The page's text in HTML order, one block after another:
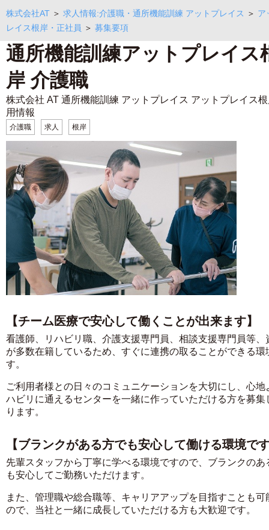
株式会社AT ＞ 求人情報:介護職・通所機能訓練 アットプレイス ＞ ア
レイス根岸・正社員 ＞ 募集要項
通所機能訓練アットプレイス
岸 介護職
株式会社 AT 通所機能訓練 アットプレイス アットプレイス
用情報
介護職 求人 根岸
【チーム医療で安心して働くことが出来ます】
看護師、リハビリ職、介護支援専門員、相談支援専門員等、
が多数在籍しているため、すぐに連携の取ることができる環
す。
ご利用者様との日々のコミュニケーションを大切にし、心地
ハビリに通えるセンターを一緒に作っていただける方を募集
ります。
【ブランクがある方でも安心して働ける環境で
先輩スタッフから丁寧に学べる環境ですので、ブランクのあ
も安心してご勤務いただけます。
また、管理職や総合職等、キャリアアップを目指すことも可
ので、当社と一緒に成長していただける方も大歓迎です。